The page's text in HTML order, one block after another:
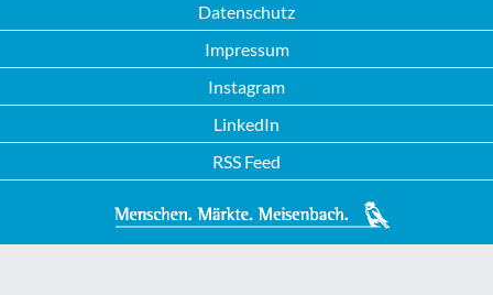
Datenschutz
Impressum
Instagram
LinkedIn
RSS Feed